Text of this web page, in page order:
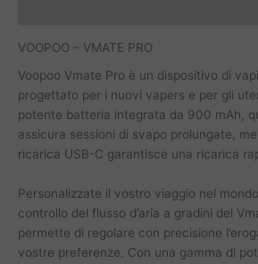
VOOPOO – VMATE PRO
Voopoo Vmate Pro è un dispositivo di
progettato per i nuovi vapers e per gli
potente batteria integrata da 900 mAh,
assicura sessioni di svapo prolungate,
ricarica USB-C garantisce una ricarica
Personalizzate il vostro viaggio nel
controllo del flusso d’aria a gradini del
permette di regolare con precisione
vostre preferenze. Con una gamma di